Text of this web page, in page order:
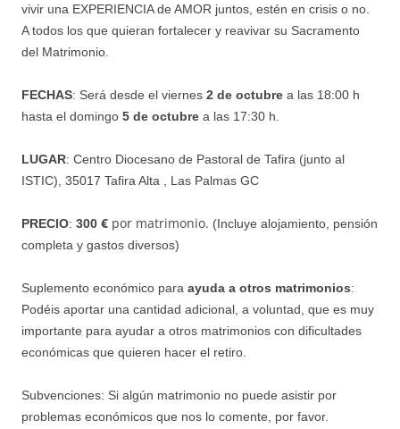
vivir una EXPERIENCIA de AMOR juntos, estén en crisis o no.
A todos los que quieran fortalecer y reavivar su Sacramento
del Matrimonio.
FECHAS: Será desde el viernes 2 de octubre a las 18:00 h
hasta el domingo 5 de octubre a las 17:30 h.
LUGAR: Centro Diocesano de Pastoral de Tafira (junto al
ISTIC), 35017 Tafira Alta , Las Palmas GC
PRECIO: 300 € por matrimonio. (Incluye alojamiento, pensión
completa y gastos diversos)
Suplemento económico para ayuda a otros matrimonios:
Podéis aportar una cantidad adicional, a voluntad, que es muy
importante para ayudar a otros matrimonios con dificultades
económicas que quieren hacer el retiro.
Subvenciones: Si algún matrimonio no puede asistir por
problemas económicos que nos lo comente, por favor.